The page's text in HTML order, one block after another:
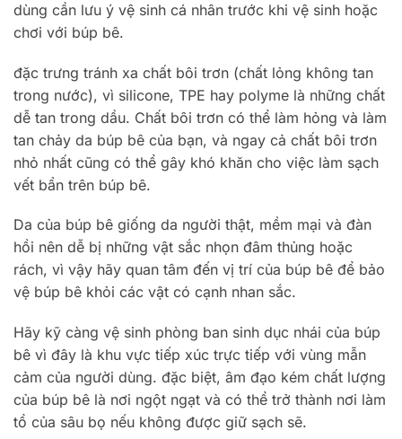
dùng cần lưu ý vệ sinh cá nhân trước khi vệ sinh hoặc
chơi với búp bê.
đặc trưng tránh xa chất bôi trơn (chất lỏng không tan
trong nước), vì silicone, TPE hay polyme là những chất
dễ tan trong dầu. Chất bôi trơn có thể làm hỏng và làm
tan chảy da búp bê của bạn, và ngay cả chất bôi trơn
nhỏ nhất cũng có thể gây khó khăn cho việc làm sạch
vết bẩn trên búp bê.
Da của búp bê giống da người thật, mềm mại và đàn
hồi nên dễ bị những vật sắc nhọn đâm thủng hoặc
rách, vì vậy hãy quan tâm đến vị trí của búp bê để bảo
vệ búp bê khỏi các vật có cạnh nhan sắc.
Hãy kỹ càng vệ sinh phòng ban sinh dục nhái của búp
bê vì đây là khu vực tiếp xúc trực tiếp với vùng mẫn
cảm của người dùng. đặc biệt, âm đạo kém chất lượng
của búp bê là nơi ngột ngạt và có thể trở thành nơi làm
tổ của sâu bọ nếu không được giữ sạch sẽ.